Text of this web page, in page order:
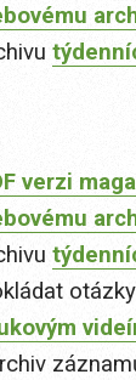
verzi